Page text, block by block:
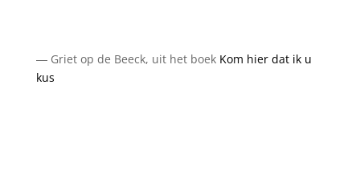
― Griet op de Beeck, uit het boek Kom hier dat ik u
kus